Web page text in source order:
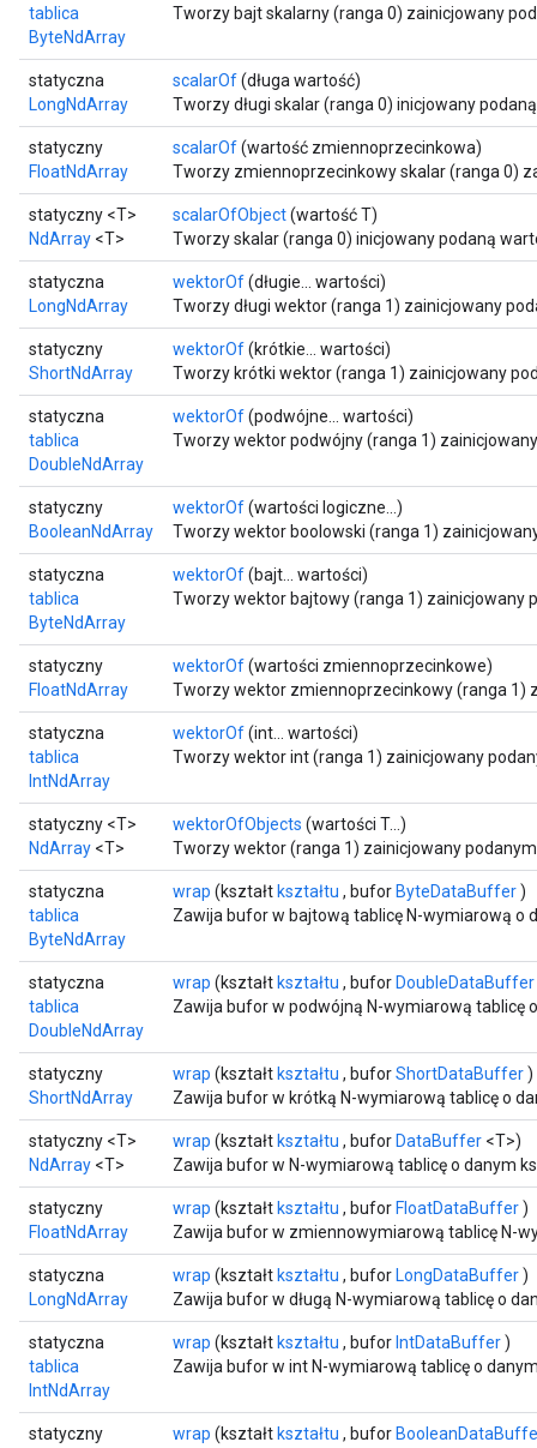
tablica
ByteNdArray
Tworzy bajt skalarny (ranga 0) zainicjowany
statyczna
LongNdArray
scalarOf(długa wartość)
Tworzy długi skalar (ranga 0) inicjowany
statyczny
FloatNdArray
scalarOf(wartość zmiennoprzecinkowa)
Tworzy zmiennoprzecinkowy skalar (ranga 0)
statyczny <T>
NdArray <T>
scalarOfObject(wartość T)
Tworzy skalar (ranga 0) inicjowany podaną
statyczna
LongNdArray
wektorOf(długie... wartości)
Tworzy długi wektor (ranga 1) zainicjowany
statyczny
ShortNdArray
wektorOf(krótkie... wartości)
Tworzy krótki wektor (ranga 1) zainicjowany
statyczna
tablica
DoubleNdArray
wektorOf(podwójne... wartości)
Tworzy wektor podwójny (ranga 1)
statyczny
BooleanNdArray
wektorOf(wartości logiczne...)
Tworzy wektor boolowski (ranga 1)
statyczna
tablica
ByteNdArray
wektorOf(bajt... wartości)
Tworzy wektor bajtowy (ranga 1) zainicjowany
statyczny
FloatNdArray
wektorOf(wartości zmiennoprzecinkowe)
Tworzy wektor zmiennoprzecinkowy (ranga 1)
statyczna
tablica
IntNdArray
wektorOf(int... wartości)
Tworzy wektor int (ranga 1) zainicjowany
statyczny <T>
NdArray <T>
wektorOfObjects (wartości T...)
Tworzy wektor (ranga 1) zainicjowany
statyczna
tablica
ByteNdArray
wrap (kształt kształtu , bufor ByteDataBuffer)
Zawija bufor w bajtową tablicę N-wymiarową o
statyczna
tablica
DoubleNdArray
wrap (kształt kształtu , bufor DoubleDataBuffer
Zawija bufor w podwójną N-wymiarową tablicę
statyczny
ShortNdArray
wrap (kształt kształtu , buforShortDataBuffer)
Zawija bufor w krótką N-wymiarową tablicę o
statyczny <T>
NdArray <T>
wrap (kształt kształtu , bufor DataBuffer <T>)
Zawija bufor w N-wymiarową tablicę o danym
statyczny
FloatNdArray
wrap (kształt kształtu , bufor FloatDataBuffer)
Zawija bufor w zmiennowymiarową tablicę N-
statyczna
LongNdArray
wrap (kształt kształtu , bufor LongDataBuffer)
Zawija bufor w długą N-wymiarową tablicę o
statyczna
tablica
IntNdArray
wrap (kształt kształtu , bufor IntDataBuffer)
Zawija bufor w int N-wymiarową tablicę o
statyczny
wrap (kształt kształtu , bufor